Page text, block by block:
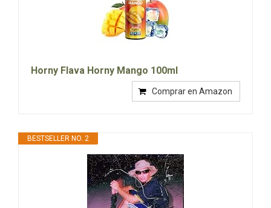
Horny Flava Horny Mango 100ml
Comprar en Amazon
BESTSELLER NO. 2